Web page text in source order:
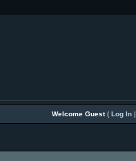
Welcome Guest( Log In|